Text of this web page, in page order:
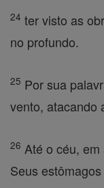
24 ter visto as
no profundo.
25 Por sua
vento, atacando
26 Até o céu,
Seus